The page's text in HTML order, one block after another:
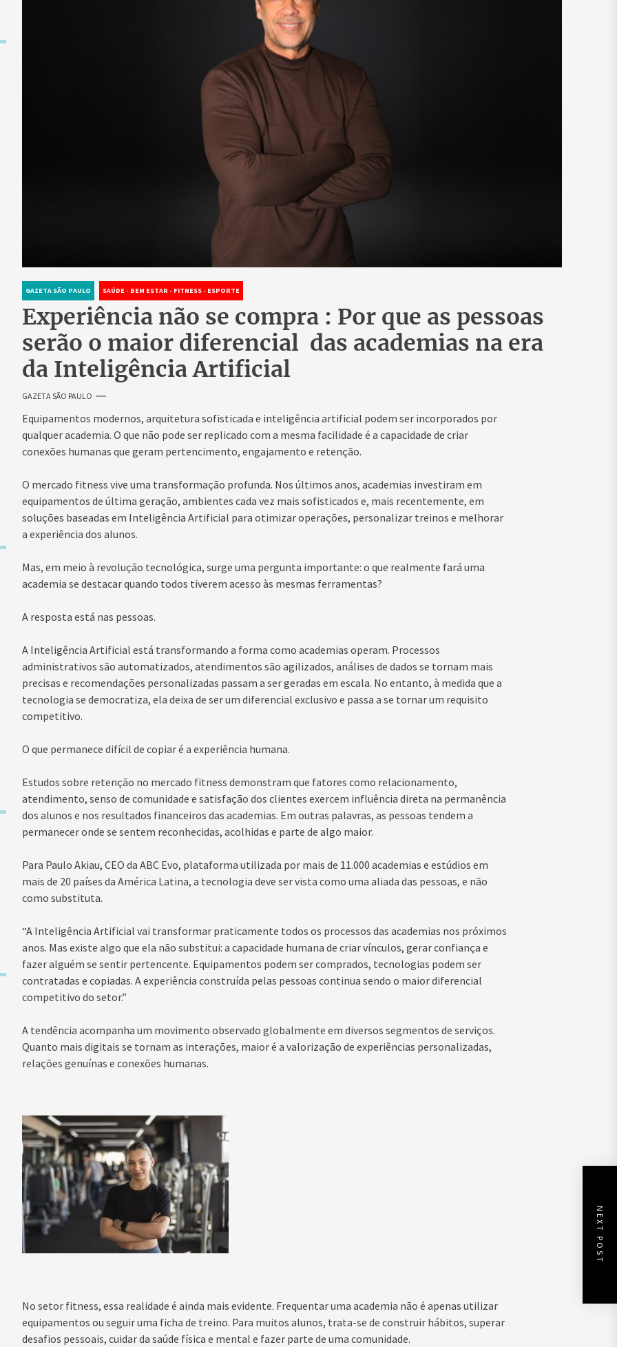
GAZETA SÃO PAULO SAÚDE - BEM ESTAR - FITNESS - ESPORTE
Experiência não se compra : Por que as pessoas
serão o maior diferencial das academias na era
da Inteligência Artificial
GAZETA SÃO PAULO
Equipamentos modernos, arquitetura sofisticada e inteligência artificial podem ser incorporados por
qualquer academia. O que não pode ser replicado com a mesma facilidade é a capacidade de criar
conexões humanas que geram pertencimento, engajamento e retenção.
O mercado fitness vive uma transformação profunda. Nos últimos anos, academias investiram em
equipamentos de última geração, ambientes cada vez mais sofisticados e, mais recentemente, em
soluções baseadas em Inteligência Artificial para otimizar operações, personalizar treinos e melhorar
a experiência dos alunos.
Mas, em meio à revolução tecnológica, surge uma pergunta importante: o que realmente fará uma
academia se destacar quando todos tiverem acesso às mesmas ferramentas?
A resposta está nas pessoas.
A Inteligência Artificial está transformando a forma como academias operam. Processos
administrativos são automatizados, atendimentos são agilizados, análises de dados se tornam mais
precisas e recomendações personalizadas passam a ser geradas em escala. No entanto, à medida que a
tecnologia se democratiza, ela deixa de ser um diferencial exclusivo e passa a se tornar um requisito
competitivo.
O que permanece difícil de copiar é a experiência humana.
Estudos sobre retenção no mercado fitness demonstram que fatores como relacionamento,
atendimento, senso de comunidade e satisfação dos clientes exercem influência direta na permanência
dos alunos e nos resultados financeiros das academias. Em outras palavras, as pessoas tendem a
permanecer onde se sentem reconhecidas, acolhidas e parte de algo maior.
Para Paulo Akiau, CEO da ABC Evo, plataforma utilizada por mais de 11.000 academias e estúdios em
mais de 20 países da América Latina, a tecnologia deve ser vista como uma aliada das pessoas, e não
como substituta.
“A Inteligência Artificial vai transformar praticamente todos os processos das academias nos próximos
anos. Mas existe algo que ela não substitui: a capacidade humana de criar vínculos, gerar confiança e
fazer alguém se sentir pertencente. Equipamentos podem ser comprados, tecnologias podem ser
contratadas e copiadas. A experiência construída pelas pessoas continua sendo o maior diferencial
competitivo do setor.”
A tendência acompanha um movimento observado globalmente em diversos segmentos de serviços.
Quanto mais digitais se tornam as interações, maior é a valorização de experiências personalizadas,
relações genuínas e conexões humanas.
No setor fitness, essa realidade é ainda mais evidente. Frequentar uma academia não é apenas utilizar
equipamentos ou seguir uma ficha de treino. Para muitos alunos, trata-se de construir hábitos, superar
desafios pessoais, cuidar da saúde física e mental e fazer parte de uma comunidade.
NEXT POST